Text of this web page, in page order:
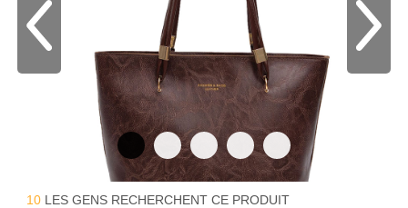
10 LES GENS RECHERCHENT CE PRODUIT